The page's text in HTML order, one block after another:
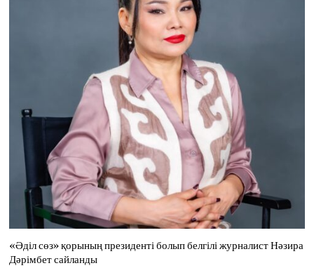
«Әділ сөз» қорының президенті болып белгілі журналист Нәзира
Дәрімбет сайланды